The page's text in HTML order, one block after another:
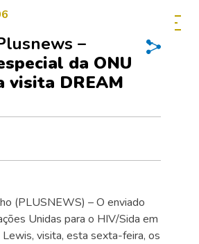
–
da ONU
visita DREAM
(PLUSNEWS) – O enviado
Unidas para o HIV/Sida em
visita, esta sexta-feira, os